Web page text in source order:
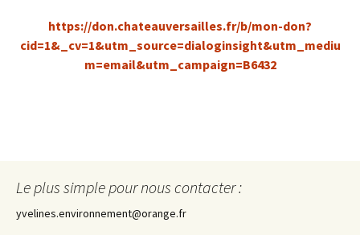
https://don.chateauversailles.fr/b/mon-don?
cid=1&_cv=1&utm_source=dialoginsight&utm_mediu
m=email&utm_campaign=B6432
Le plus simple pour nous contacter :
yvelines.environnement@orange.fr